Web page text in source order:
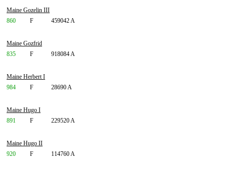
Maine Gozelin III
860
F 459042 A
Maine Gozfrid
835
F 918084 A
Maine Herbert I
984
F 28690 A
Maine Hugo I
891
F 229520 A
Maine Hugo II
920
F 114760 A